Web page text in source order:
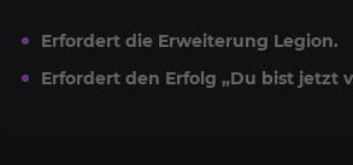
Erfordert die Erweiterung Legion.
Erfordert den Erfolg „Du bist jetzt